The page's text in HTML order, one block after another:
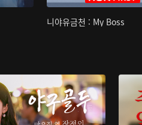
니야유금천 : My Boss